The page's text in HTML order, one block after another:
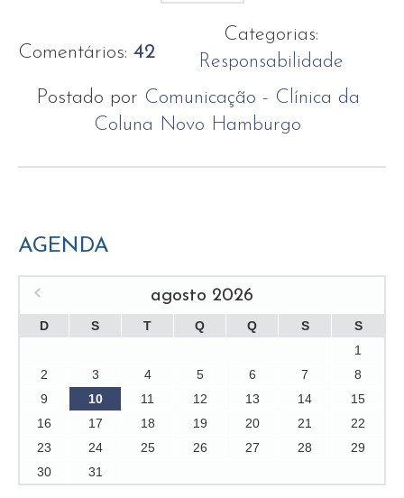
Comentários: 42
Categorias:
Responsabilidade
Postado por Comunicação - Clínica da
Coluna Novo Hamburgo
AGENDA
agosto 2026
D S T Q Q S
S
1
2
3 4 5 6 7
8
9
10 11 12 13 14
15
16
17 18 19 20 21
22
23
24 25 26 27 28
29
30
31